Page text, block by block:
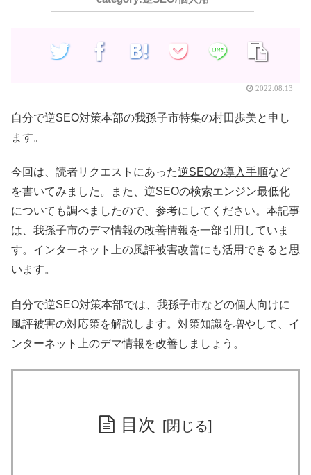
2022.08.13
自分で逆SEO対策本部の我孫子市特集の村田歩美と申し
ます。
今回は、読者リクエストにあった逆SEOの導入手順など
を書いてみました。また、逆SEOの検索エンジン最低化
についても調べましたので、参考にしてください。本記事
は、我孫子市のデマ情報の改善情報を一部引用していま
す。インターネット上の風評被害改善にも活用できると思
います。
自分で逆SEO対策本部では、我孫子市などの個人向けに
風評被害の対応策を解説します。対策知識を増やして、イ
ンターネット上のデマ情報を改善しましょう。
目次